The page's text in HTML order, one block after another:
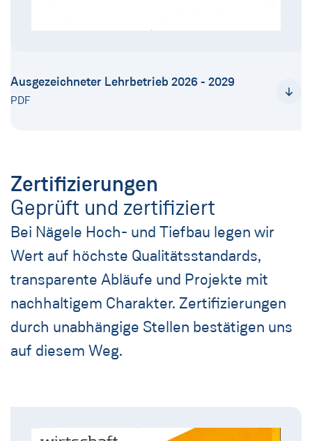
Ausgezeichneter Lehrbetrieb 2026 - 2029
PDF
Zertifizierungen
Geprüft und zertifiziert
Bei Nägele Hoch- und Tiefbau legen wir
Wert auf höchste Qualitätsstandards,
transparente Abläufe und Projekte mit
nachhaltigem Charakter. Zertifizierungen
durch unabhängige Stellen bestätigen uns
auf diesem Weg.